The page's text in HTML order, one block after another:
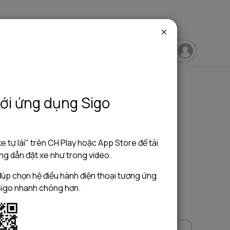
ứng dụng Sigo
tự lái" trên CH Play hoặc App Store để tải
dẫn đặt xe như trong video.
chọn hệ điều hành điện thoại tương ứng
nhanh chóng hơn.